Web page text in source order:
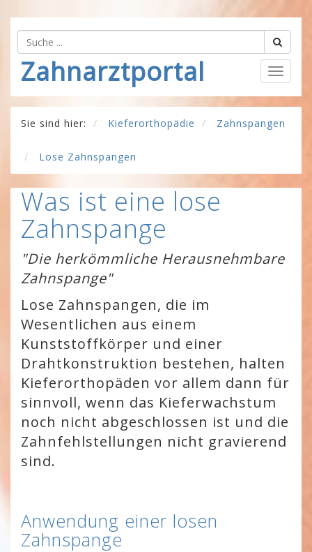
Zahnarztportal
Sie sind hier: Kieferorthopädie Zahnspangen
Lose Zahnspangen
Was ist eine lose
Zahnspange
"Die herkömmliche Herausnehmbare
Zahnspange"
Lose Zahnspangen, die im
Wesentlichen aus einem
Kunststoffkörper und einer
Drahtkonstruktion bestehen, halten
Kieferorthopäden vor allem dann für
sinnvoll, wenn das Kieferwachstum
noch nicht abgeschlossen ist und die
Zahnfehlstellungen nicht gravierend
sind.
Anwendung einer losen
Zahnspange